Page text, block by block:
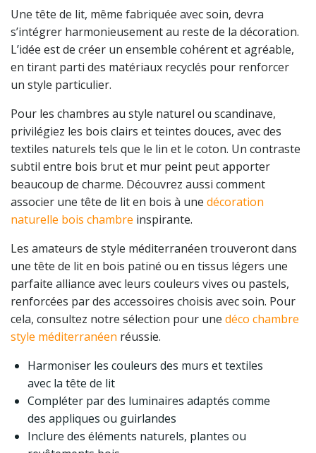
Une tête de lit, même fabriquée avec soin, devra
s’intégrer harmonieusement au reste de la décoration.
L’idée est de créer un ensemble cohérent et agréable,
en tirant parti des matériaux recyclés pour renforcer
un style particulier.
Pour les chambres au style naturel ou scandinave,
privilégiez les bois clairs et teintes douces, avec des
textiles naturels tels que le lin et le coton. Un contraste
subtil entre bois brut et mur peint peut apporter
beaucoup de charme. Découvrez aussi comment
associer une tête de lit en bois à une décoration
naturelle bois chambre inspirante.
Les amateurs de style méditerranéen trouveront dans
une tête de lit en bois patiné ou en tissus légers une
parfaite alliance avec leurs couleurs vives ou pastels,
renforcées par des accessoires choisis avec soin. Pour
cela, consultez notre sélection pour une déco chambre
style méditerranéen réussie.
Harmoniser les couleurs des murs et textiles
avec la tête de lit
Compléter par des luminaires adaptés comme
des appliques ou guirlandes
Inclure des éléments naturels, plantes ou